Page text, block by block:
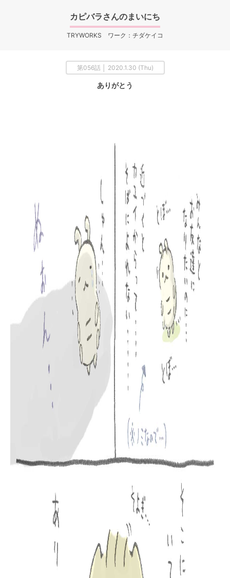
カピバラさんのまいにち
TRYWORKS ワーク：チダケイコ
第056話 │ 2020.1.30 (Thu)
ありがとう